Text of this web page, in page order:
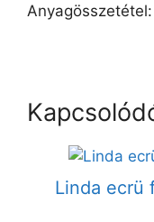
Linda ecrü